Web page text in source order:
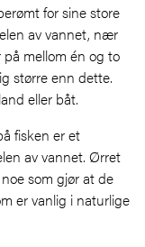
for sine store
av vannet, nær
mellom én og to
større enn dette.
eller båt.
fisken er et
av vannet. Ørret
som gjør at de
er vanlig i naturlige